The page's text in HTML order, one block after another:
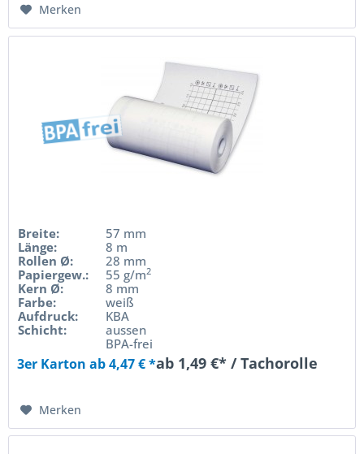
Merken
Breite:
57 mm
Länge:
8 m
Rollen Ø:
28 mm
Papiergew.:
55 g/m2
Kern Ø:
8 mm
Farbe:
weiß
Aufdruck:
KBA
Schicht:
aussen
BPA-frei
ab 1,49 €* / Tachorolle
3er Karton ab 4,47 € *
Merken